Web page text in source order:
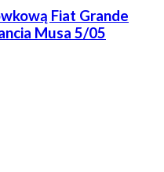
Fiat Grande
Musa 5/05